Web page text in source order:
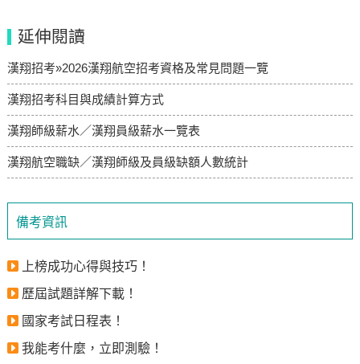
備考資訊
上榜成功心得與技巧！
歷屆試題詳解下載！
國家考試日程表！
我能考什麼，立即測驗！
延伸閱讀
漢翔招考»2026漢翔航空招考資格及常見問題一覽
漢翔招考科目與成績計算方式
漢翔師級薪水／漢翔員級薪水一覽表
漢翔航空職缺／漢翔師級及員級缺額人數統計